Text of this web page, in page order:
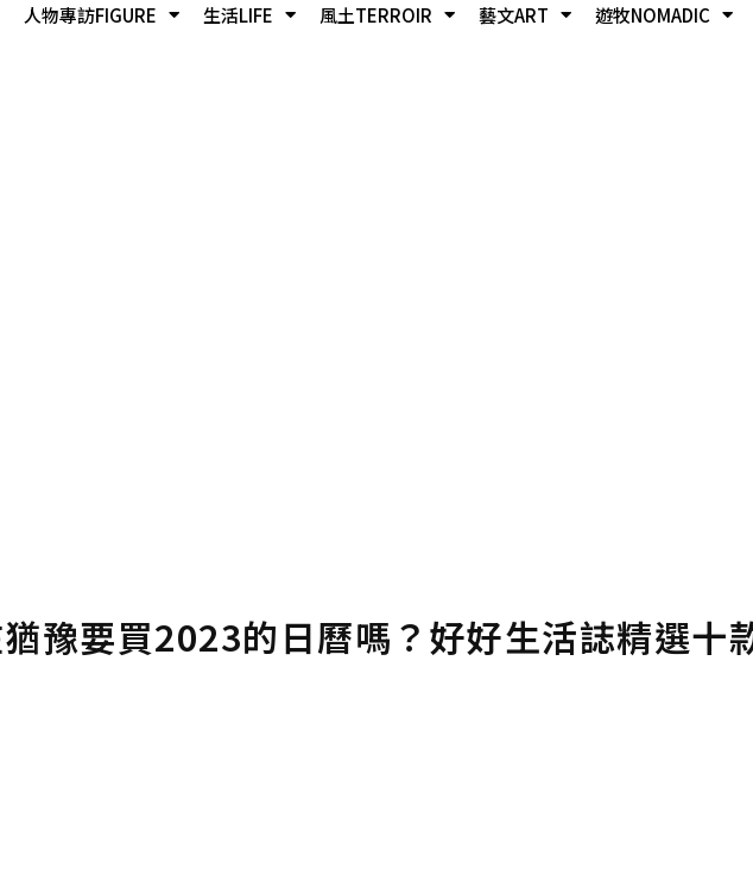
人物專訪FIGURE 生活LIFE 風土TERROIR 藝文ART 遊牧NOMADIC
豫要買2023的日曆嗎？好好生活誌精選十